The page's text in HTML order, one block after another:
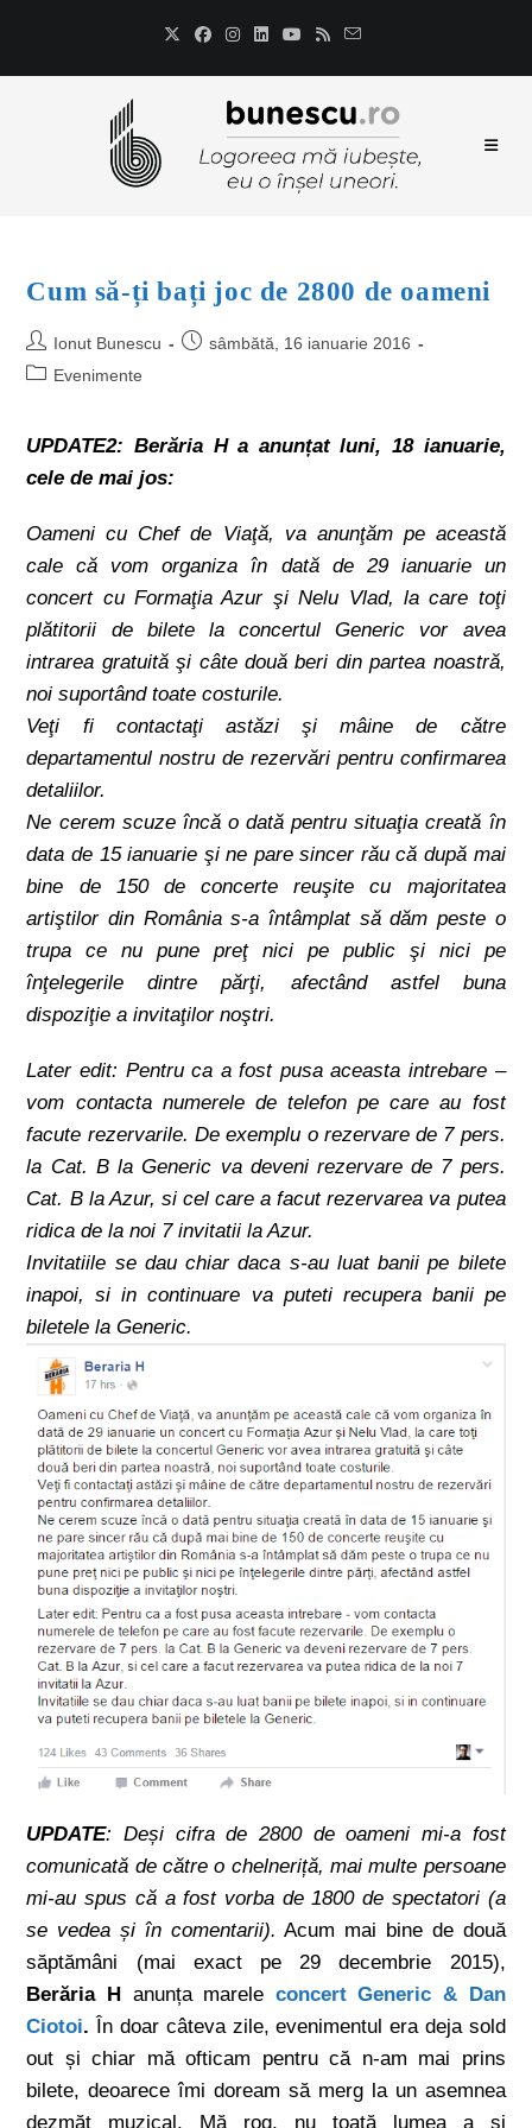
Cum să-ți bați joc de 2800 de oameni
Ionut Bunescu
sâmbătă, 16 ianuarie 2016
Evenimente
UPDATE2: Berăria H a anunțat luni, 18 ianuarie,
cele de mai jos:
Oameni cu Chef de Viaţă, va anunţăm pe această
cale că vom organiza în dată de 29 ianuarie un
concert cu Formaţia Azur şi Nelu Vlad, la care toţi
plătitorii de bilete la concertul Generic vor avea
intrarea gratuită şi câte două beri din partea noastră,
noi suportând toate costurile.
Veţi fi contactaţi astăzi şi mâine de către
departamentul nostru de rezervări pentru confirmarea
detaliilor.
Ne cerem scuze încă o dată pentru situaţia creată în
data de 15 ianuarie şi ne pare sincer rău că după mai
bine de 150 de concerte reuşite cu majoritatea
artiştilor din România s-a întâmplat să dăm peste o
trupa ce nu pune preţ nici pe public şi nici pe
înţelegerile dintre părţi, afectând astfel buna
dispoziţie a invitaţilor noştri.
Later edit: Pentru ca a fost pusa aceasta intrebare –
vom contacta numerele de telefon pe care au fost
facute rezervarile. De exemplu o rezervare de 7 pers.
la Cat. B la Generic va deveni rezervare de 7 pers.
Cat. B la Azur, si cel care a facut rezervarea va putea
ridica de la noi 7 invitatii la Azur.
Invitatiile se dau chiar daca s-au luat banii pe bilete
inapoi, si in continuare va puteti recupera banii pe
biletele la Generic.
UPDATE: Deși cifra de 2800 de oameni mi-a fost
comunicată de către o chelneriță, mai multe persoane
mi-au spus că a fost vorba de 1800 de spectatori (a
se vedea și în comentarii). Acum mai bine de două
săptămâni (mai exact pe 29 decembrie 2015),
Berăria H
anunța marele concert Generic & Dan
Ciotoi. În doar câteva zile, evenimentul era deja sold
out și chiar mă ofticam pentru că n-am mai prins
bilete, deoarece îmi doream să merg la un asemnea
dezmăț muzical. Mă rog, nu toată lumea a și